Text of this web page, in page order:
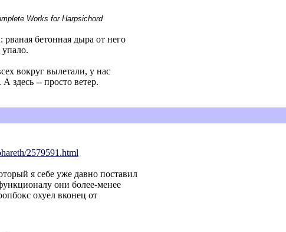
Works for Harpsichord
бетонная дыра от него
вокруг вылетали, у нас
здесь -- просто ветер.
2579591.html
я себе уже давно поставил
они более-менее
охуел вконец от